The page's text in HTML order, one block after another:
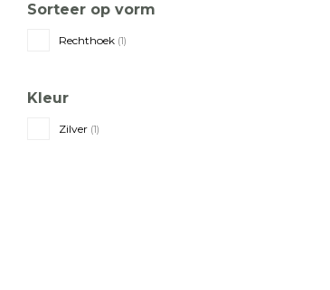
Sorteer op vorm
Rechthoek (1)
Kleur
Zilver (1)